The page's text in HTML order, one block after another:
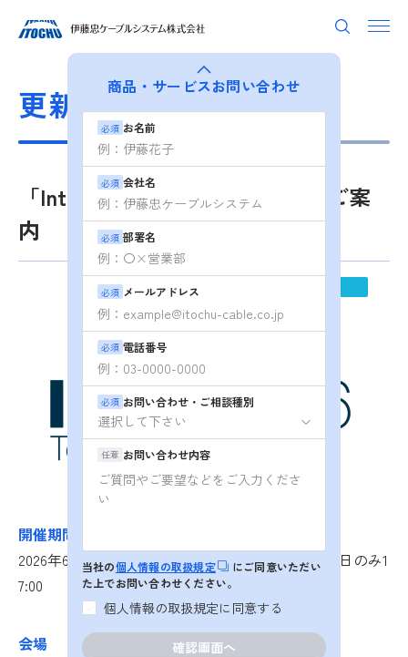
更新情報
「Interop Tokyo 2026」 出展のご案
内
2026.05.22
開催期間
2026年6月10日(水)～12日(金) 10:00～18:00 ※最終日のみ1
7:00
会場
商品・サービスお問い合わせ
必須 お名前
必須 会社名
必須 部署名
必須 メールアドレス
必須 電話番号
必須 お問い合わせ・ご相談種別
任意 お問い合わせ内容
当社の個人情報の取扱規定
にご同意いただい
た上でお問い合わせください。
個人情報の取扱規定に同意する